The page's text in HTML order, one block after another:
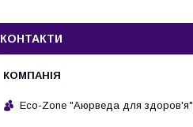
КОНТАКТИ
Eco-Zone "Аюрведа для здоров'я"